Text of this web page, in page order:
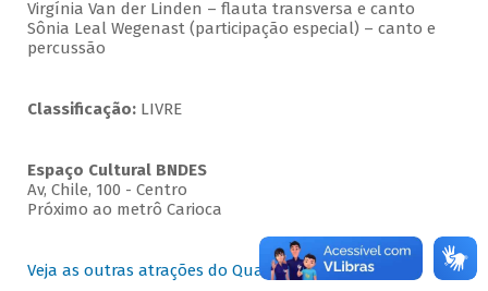
Virgínia Van der Linden – flauta transversa e canto
Sônia Leal Wegenast (participação especial) – canto e
percussão
Classificação:LIVRE
Espaço Cultural BNDES
Av, Chile, 100 - Centro
Próximo ao metrô Carioca
Veja as outras atrações do Quartas Instrumentais